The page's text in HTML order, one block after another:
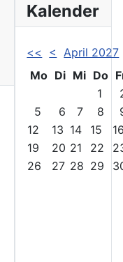
Kalender
<< <
April 2027
Mo Di Mi Do
1
5
6 7 8
12
13 14 15
19
20 21 22
26
27 28 29